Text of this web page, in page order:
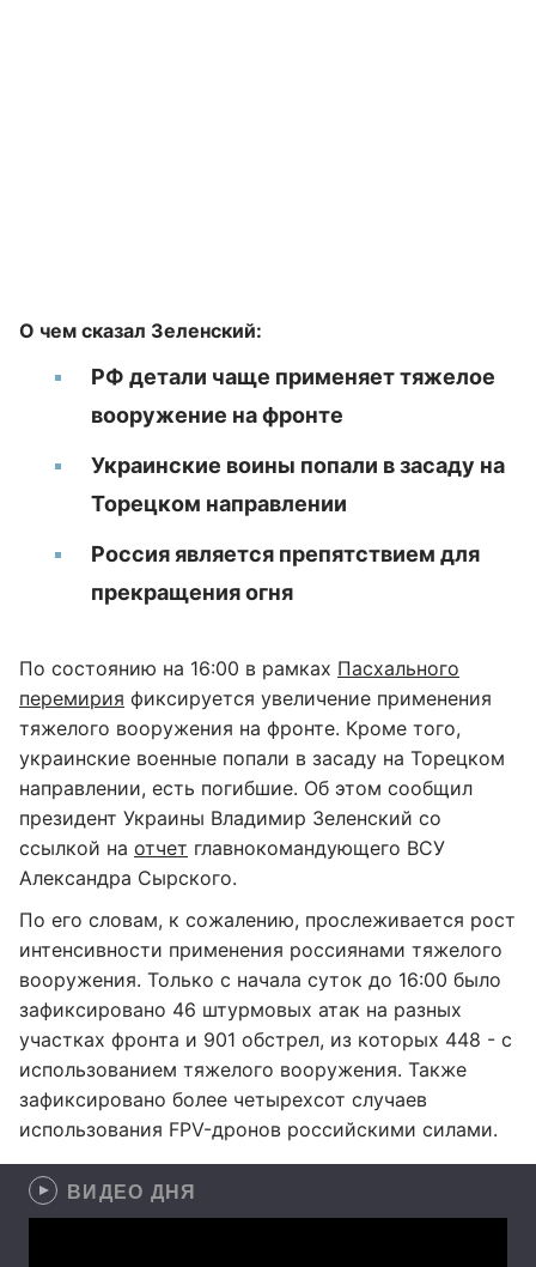
О чем сказал Зеленский:
РФ детали чаще применяет тяжелое
вооружение на фронте
Украинские воины попали в засаду на
Торецком направлении
Россия является препятствием для
прекращения огня
По состоянию на 16:00 в рамках Пасхального
перемирия фиксируется увеличение применения
тяжелого вооружения на фронте. Кроме того,
украинские военные попали в засаду на Торецком
направлении, есть погибшие. Об этом сообщил
президент Украины Владимир Зеленский со
ссылкой на отчет главнокомандующего ВСУ
Александра Сырского.
По его словам, к сожалению, прослеживается рост
интенсивности применения россиянами тяжелого
вооружения. Только с начала суток до 16:00 было
зафиксировано 46 штурмовых атак на разных
участках фронта и 901 обстрел, из которых 448 - с
использованием тяжелого вооружения. Также
зафиксировано более четырехсот случаев
использования FPV-дронов российскими силами.
ВИДЕО ДНЯ